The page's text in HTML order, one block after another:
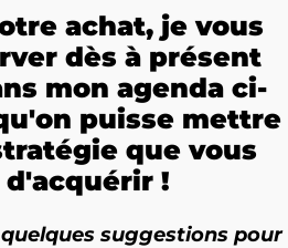
achat, je vous
dès à présent
mon agenda ci-
puisse mettre
que vous
d'acquérir !
suggestions pour